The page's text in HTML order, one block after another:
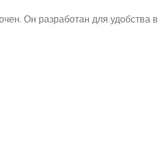
Он разработан для удобства